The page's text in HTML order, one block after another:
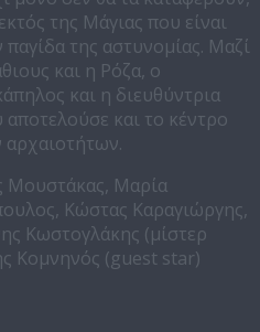
της Μάγιας που είναι
της αστυνομίας. Μαζί
και η Ρόζα, ο
και η διευθύντρια
και το κέντρο
Μουστάκας, Μαρία
Κώστας Καραγιώργης,
Κωστογλάκης (μίστερ
Κομνηνός (guest star)